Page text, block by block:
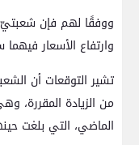
ووفقًا لهم فإن شعبتيّ
وارتفاع الأسعار
من الزيادة المقررة،
الماضي، التي بلغت حينها